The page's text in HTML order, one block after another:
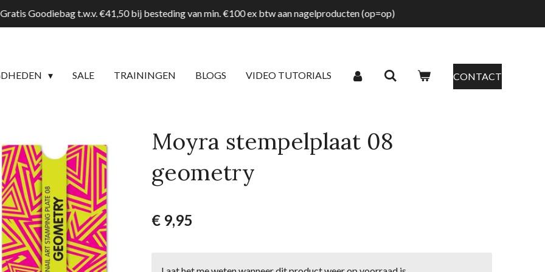
Goodiebag t.w.v. €41,50 bij besteding van min. €100 ex btw aan nagelproducten (op=op)
SALE TRAININGEN BLOGS VIDEO TUTORIALS CONTACT
Moyra stempelplaat 08
geometry
€ 9,95